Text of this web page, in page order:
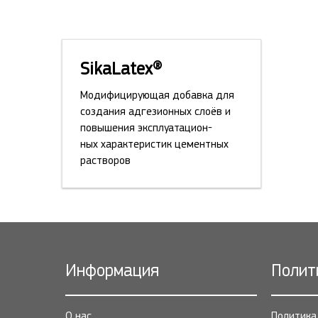
SikaLatex®
Модифицирующая добавка для
создания адгезионных слоёв и
повышения эксплуатацион-
ных характеристик цементных
растворов
Информация